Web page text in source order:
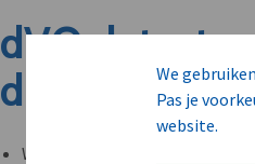
We
Pas je
website.
dVO
dit nieuws
Welke leveranciers kunnen aan